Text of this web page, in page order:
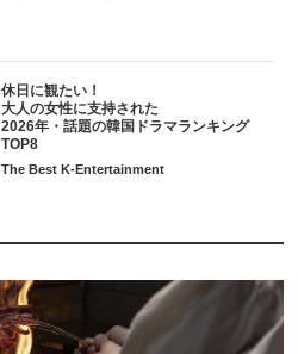
休日に観たい！
大人の女性に支持された
2026年・話題の韓国ドラマランキング
TOP8
The Best K-Entertainment